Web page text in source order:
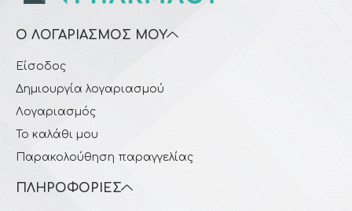
Ο ΛΟΓΑΡΙΑΣΜΌΣ ΜΟΥ
Είσοδος
Δημιουργία λογαριασμού
Λογαριασμός
Το καλάθι μου
Παρακολούθηση παραγγελίας
ΠΛΗΡΟΦΟΡΊΕΣ